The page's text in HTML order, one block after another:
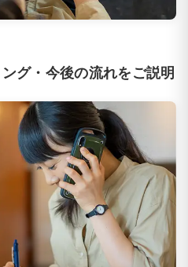
グ・今後の流れをご説明